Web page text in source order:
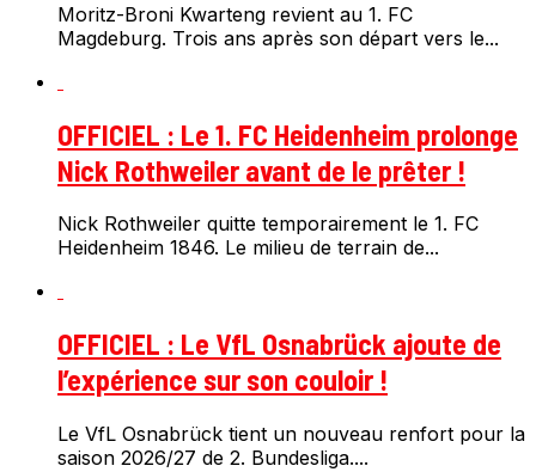
Moritz-Broni Kwarteng revient au 1. FC
Magdeburg. Trois ans après son départ vers le...
OFFICIEL : Le 1. FC Heidenheim prolonge
Nick Rothweiler avant de le prêter !
Nick Rothweiler quitte temporairement le 1. FC
Heidenheim 1846. Le milieu de terrain de...
OFFICIEL : Le VfL Osnabrück ajoute de
l’expérience sur son couloir !
Le VfL Osnabrück tient un nouveau renfort pour la
saison 2026/27 de 2. Bundesliga....